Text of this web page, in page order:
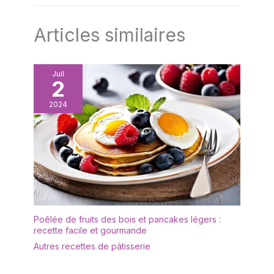
Articles similaires
Juil
2
2024
Poêlée de fruits des bois et pancakes légers :
recette facile et gourmande
Autres recettes de pâtisserie